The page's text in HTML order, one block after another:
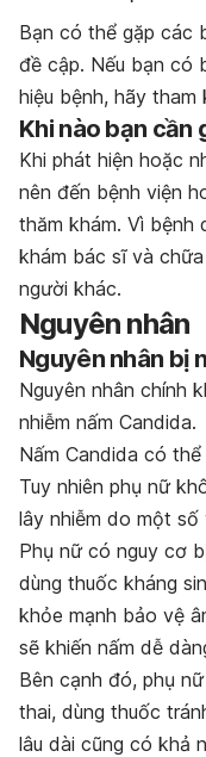
Bạn có thể gặp các
đề cập. Nếu bạn có
hiệu bệnh, hãy
Khi nào bạn cần
Khi phát hiện hoặc
nên đến bệnh viện
thăm khám. Vì bệnh
khám bác sĩ và
người khác.
Nguyên nhân
Nguyên nhân bị
Nguyên nhân chính
nhiễm nấm Candida.
Nấm Candida có
Tuy nhiên phụ nữ
lây nhiễm do một
Phụ nữ có nguy cơ
dùng thuốc kháng
khỏe mạnh bảo vệ
sẽ khiến nấm dễ
Bên cạnh đó, phụ
thai, dùng thuốc
lâu dài cũng có khả